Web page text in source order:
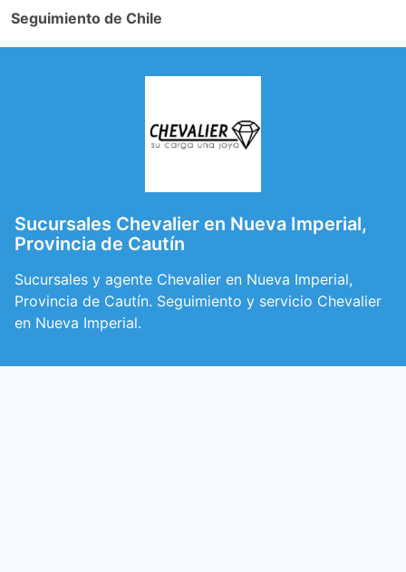
Seguimiento de Chile
Sucursales Chevalier en Nueva Imperial,
Provincia de Cautín
Sucursales y agente Chevalier en Nueva Imperial,
Provincia de Cautín. Seguimiento y servicio Chevalier
en Nueva Imperial.